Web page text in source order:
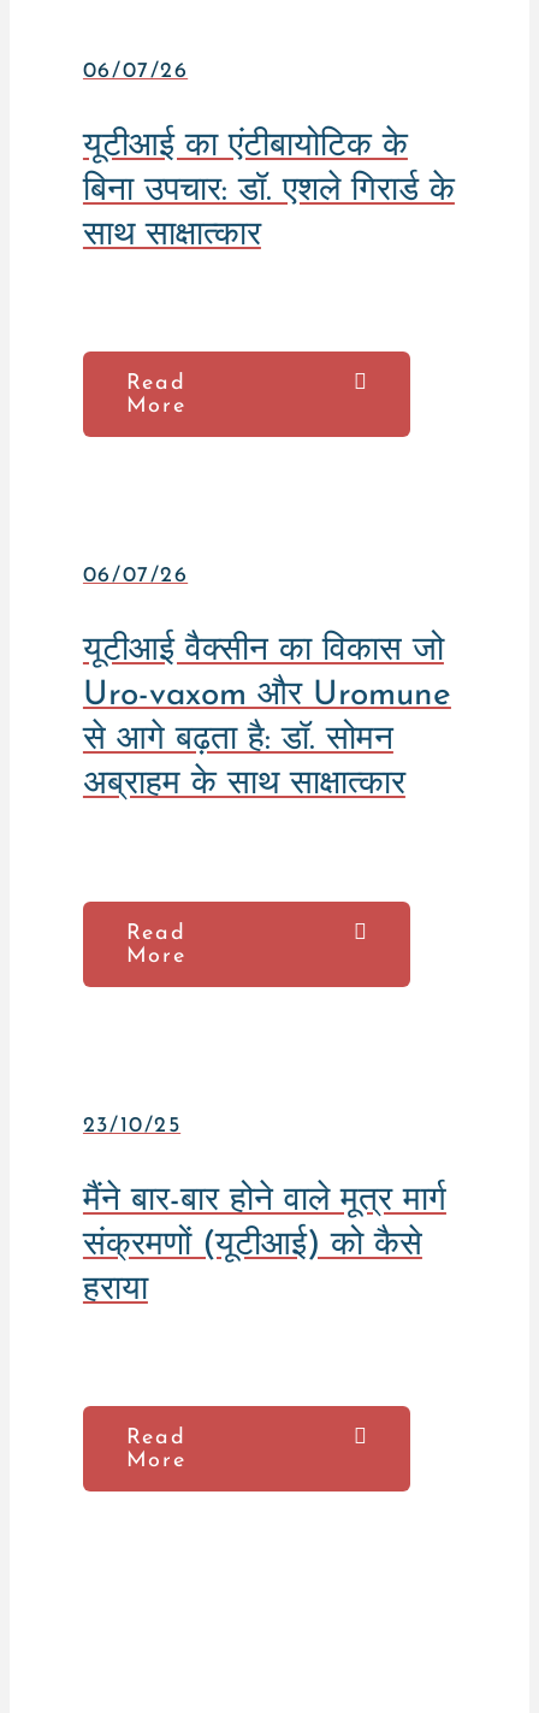
06/07/26
यूटीआई का एंटीबायोटिक के
बिना उपचार: डॉ. एशले गिरार्ड के
साथ साक्षात्कार
Read
More
06/07/26
यूटीआई वैक्सीन का विकास जो
Uro-vaxom और Uromune
से आगे बढ़ता है: डॉ. सोमन
अब्राहम के साथ साक्षात्कार
Read
More
23/10/25
मैंने बार-बार होने वाले मूत्र मार्ग
संक्रमणों (यूटीआई) को कैसे
हराया
Read
More